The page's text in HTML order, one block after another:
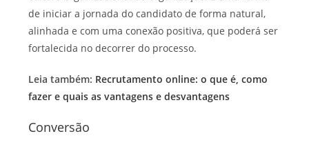
de iniciar a jornada do candidato de forma natural,
alinhada e com uma conexão positiva, que poderá ser
fortalecida no decorrer do processo.
Leia também: Recrutamento online: o que é, como
fazer e quais as vantagens e desvantagens
Conversão